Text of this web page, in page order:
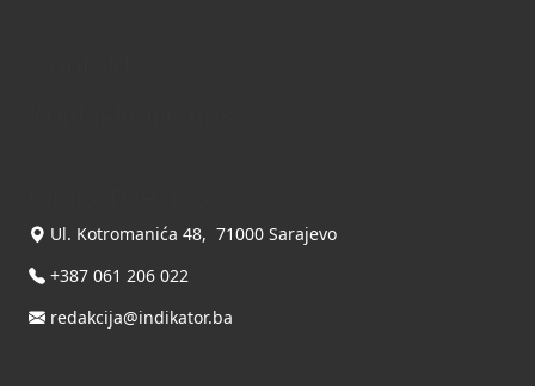
Ul. Kotromanića 48, 71000 Sarajevo
+387 061 206 022
redakcija@indikator.ba